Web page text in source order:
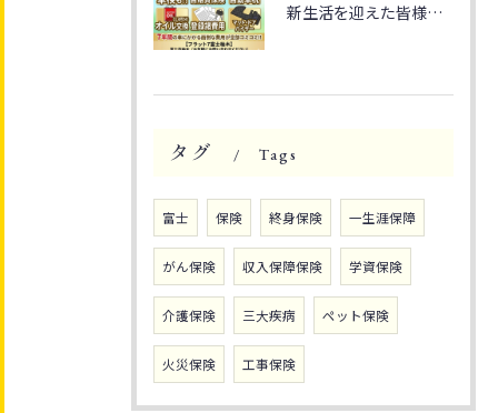
新生活を迎えた皆様、そろそろ通勤や休日のドライブをもっと楽し...
タグ Tags
富士 保険 終身保険 一生涯保障
がん保険 収入保障保険 学資保険
介護保険 三大疾病 ペット保険
火災保険 工事保険